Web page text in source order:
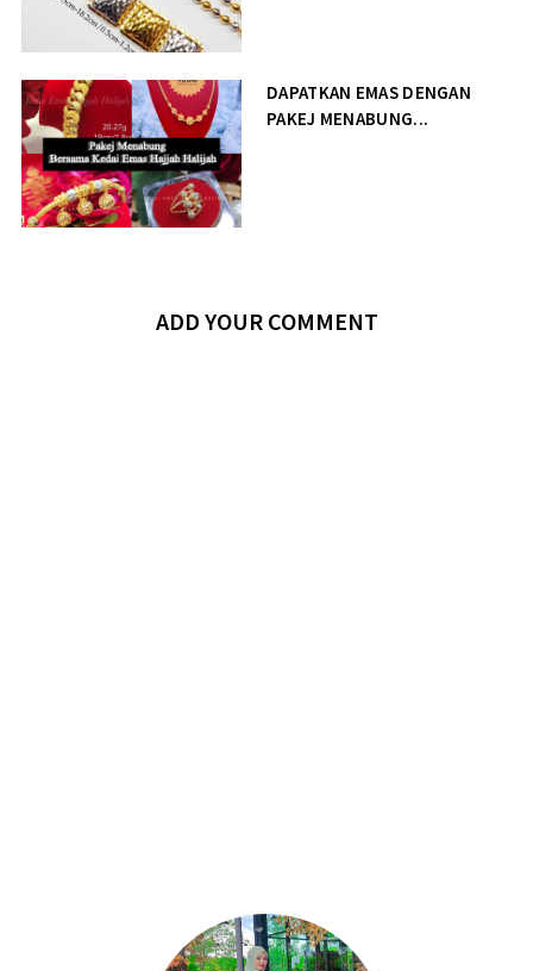
DAPATKAN EMAS DENGAN
PAKEJ MENABUNG...
ADD YOUR COMMENT